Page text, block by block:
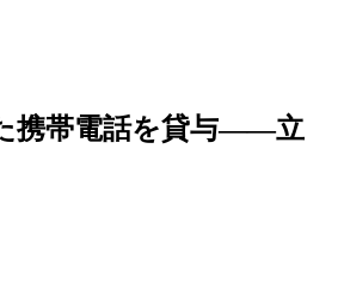
携帯電話を貸与――立